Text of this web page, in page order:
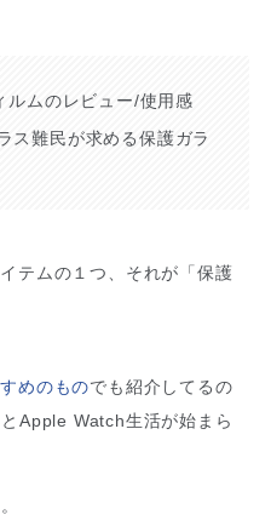
ルムのレビュー/使用感
ス難民が求める保護ガラ
テムの１つ、それが「保護
めのものでも紹介してるの
Apple Watch生活が始まら